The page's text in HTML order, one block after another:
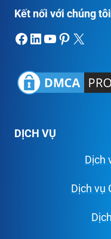
Kết nối với chúng
Facebook
LinkedIn
Youtube
Pinterest
X
DỊCH VỤ
Dịch
Dịch vụ